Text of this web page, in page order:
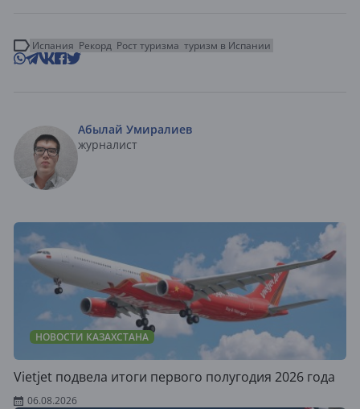
Испания Рекорд Рост туризма туризм в Испании
Абылай Умиралиев
журналист
НОВОСТИ КАЗАХСТАНА
Vietjet подвела итоги первого полугодия 2026 года
06.08.2026